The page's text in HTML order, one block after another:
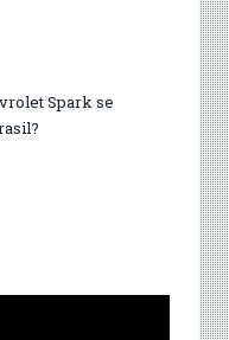
Spark se